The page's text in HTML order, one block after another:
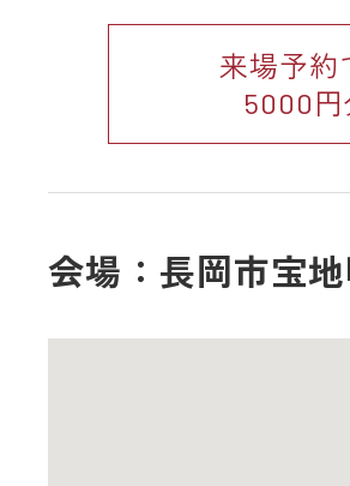
来場予約
5000円
会場：長岡市宝